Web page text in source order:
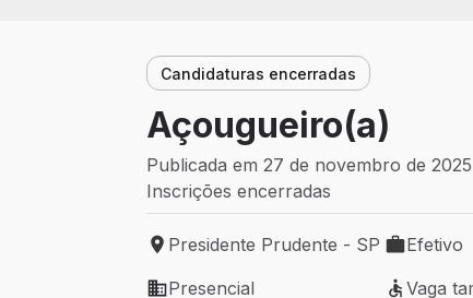
Candidaturas encerradas
Açougueiro(a)
Publicada em 27 de novembro de 2025
Inscrições encerradas
Local de trabalho: Presidente Prudente
Presidente Prudente - SP
Tipo de
Efetivo
Presencial Vaga